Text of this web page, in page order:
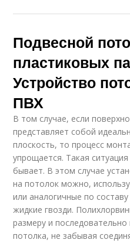
Подвесной
пластиковых
Устройство
ПВХ
В том случае, если
представляет собой
плоскость, то процесс
упрощается. Такая
бывает. В этом случае
на потолок можно,
или аналогичные по
жидкие гвозди.
размеру и
потолка, не забывая